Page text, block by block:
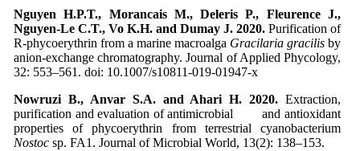
Nguyen H.P.T., Morancais M., Deleris P., Fleurence J.,
Nguyen‑Le C.T., Vo K.H. and Dumay J. 2020. Purification of
R‑phycoerythrin from a marine macroalga Gracilaria gracilis by
anion‑exchange chromatography. Journal of Applied Phycology,
32: 553–561. doi: 10.1007/s10811-019-01947-x
Nowruzi B., Anvar S.A. and Ahari H. 2020. Extraction,
purification and evaluation of antimicrobial and antioxidant
properties of phycoerythrin from terrestrial cyanobacterium
Nostoc sp. FA1. Journal of Microbial World, 13(2): 138–153.